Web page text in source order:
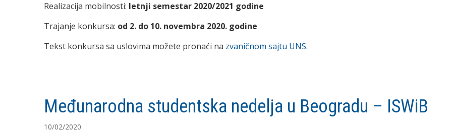
Realizacija mobilnosti: letnji semestar 2020/2021 godine
Trajanje konkursa: od 2. do 10. novembra 2020. godine
Tekst konkursa sa uslovima možete pronaći na zvaničnom sajtu UNS.
Međunarodna studentska nedelja u Beogradu – ISWiB
10/02/2020